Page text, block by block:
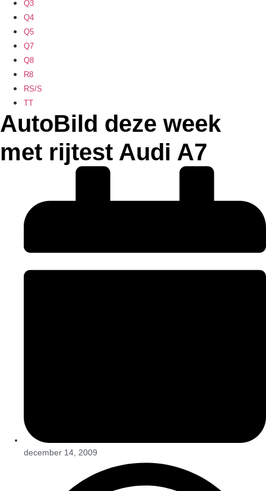
Q3
Q4
Q5
Q7
Q8
R8
RS/S
TT
AutoBild deze week
met rijtest Audi A7
december 14, 2009